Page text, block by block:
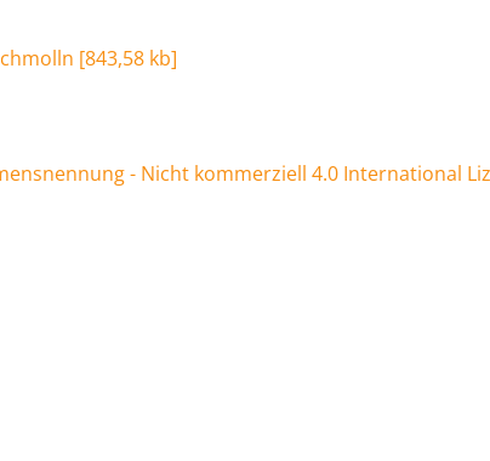
[843,58 kb]
- Nicht kommerziell 4.0 International